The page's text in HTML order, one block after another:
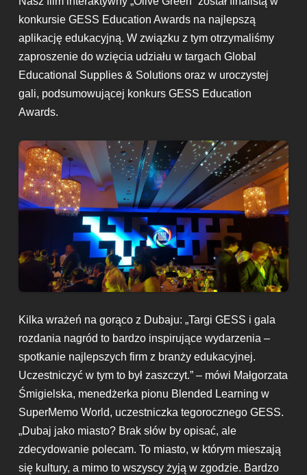
konkursie GESS Education Awards na najlepszą
aplikację edukacyjną. W związku z tym otrzymaliśmy
zaproszenie do wzięcia udziału w targach Global
Educational Supplies & Solutions oraz w uroczystej
gali, podsumowującej konkurs GESS Education
Awards.
Kilka wrażeń na gorąco z Dubaju: „Targi GESS i gala
rozdania nagród to bardzo inspirujące wydarzenia –
spotkanie najlepszych firm z branży edukacyjnej.
Uczestniczyć w tym to był zaszczyt.” – mówi Małgorzata
Śmigielska, menedżerka pionu Blended Learning w
SuperMemo World, uczestniczka tegorocznego GESS.
„Dubaj jako miasto? Brak słów by opisać, ale
zdecydowanie polecam. To miasto, w którym mieszają
się kultury, a mimo to wszyscy żyją w zgodzie. Bardzo